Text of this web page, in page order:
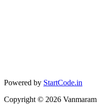
Powered by StartCode.in
Copyright © 2026 Vanmaram